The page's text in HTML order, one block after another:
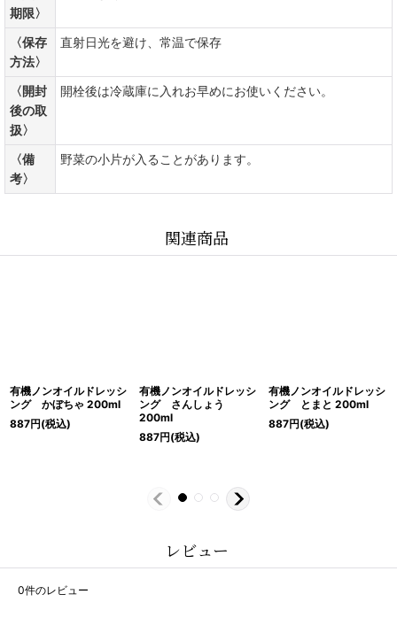
期限〉
〈保存
方法〉
直射日光を避け、常温で保存
〈開封
後の取
扱〉
開栓後は冷蔵庫に入れお早めにお使いください。
〈備
考〉
野菜の小片が入ることがあります。
関連商品
有機ノンオイルドレッシ
ング かぼちゃ 200ml
887円(税込)
有機ノンオイルドレッシ
ング さんしょう
200ml
887円(税込)
有機ノンオイルドレッシ
ング とまと 200ml
887円(税込)
レビュー
0件のレビュー